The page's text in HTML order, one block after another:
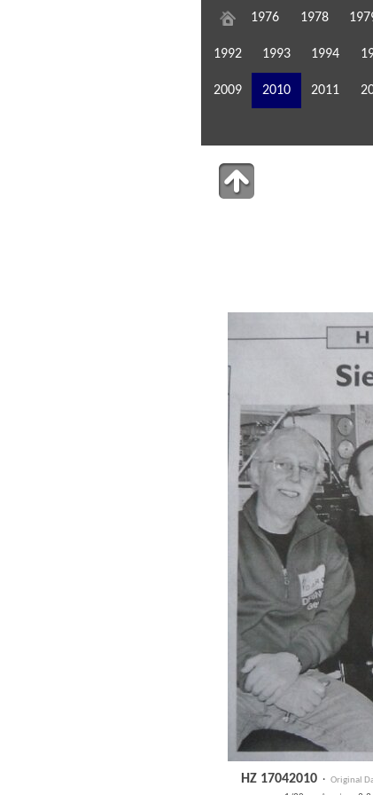
1976 1978
1992 1993 1994
2009 2010 2011
HZ 17042010· Original